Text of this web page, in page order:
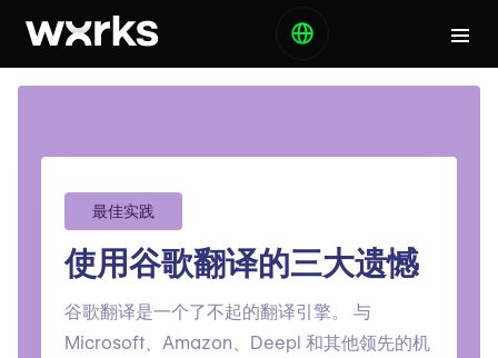
最佳实践
使用谷歌翻译的三大遗憾
谷歌翻译是一个了不起的翻译引擎。 与
Microsoft、Amazon、Deepl 和其他领先的机